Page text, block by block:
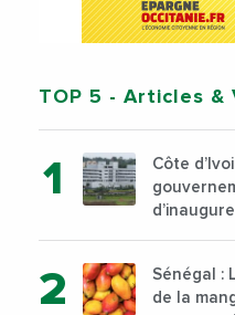
TOP 5 - Articles &
Côte
Sénégal :
de la